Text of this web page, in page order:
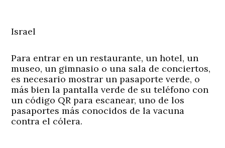
Israel
Para entrar en un restaurante, un hotel, un
museo, un gimnasio o una sala de conciertos,
es necesario mostrar un pasaporte verde, o
más bien la pantalla verde de su teléfono con
un código QR para escanear, uno de los
pasaportes más conocidos de la vacuna
contra el cólera.